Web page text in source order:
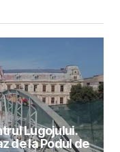
Lugojului.
de la Podul de